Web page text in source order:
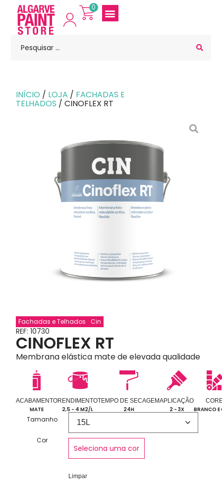
0
INÍCIO / LOJA / FACHADAS E
TELHADOS / CINOFLEX RT
Fachadas e Telhados Cin
REF: 10730
CINOFLEX RT
Membrana elástica mate de elevada qualidade
ACABAMENTO
MATE
RENDIMENTO
2,5 - 4 M2/L
TEMPO DE SECAGEM
24H
APLICAÇÃO
2 - 3X BRANCO E
Tamanho
Cor
Seleciona uma cor
Limpar